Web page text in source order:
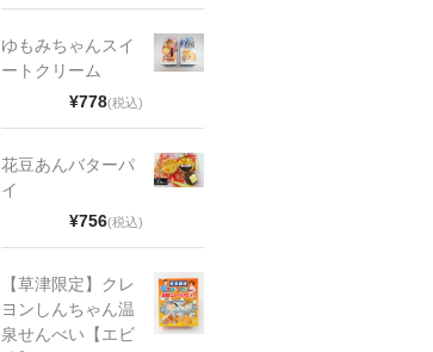
ゆもみちゃんスイ
ートクリーム
¥778(税込)
花豆あんバターパ
イ
¥756(税込)
【草津限定】クレ
ヨンしんちゃん温
泉せんべい【エビ